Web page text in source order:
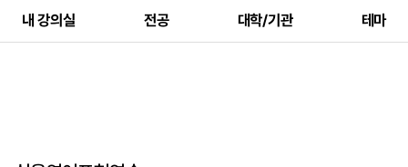
내 강의실 전공 대학/기관 테마